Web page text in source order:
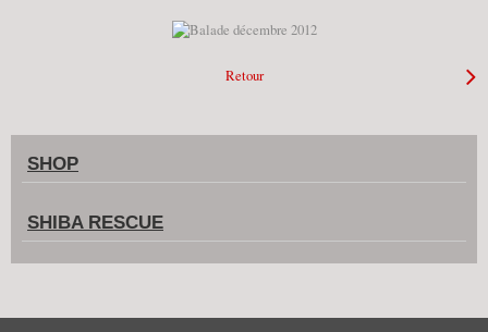
Retour
SHOP
SHIBA RESCUE